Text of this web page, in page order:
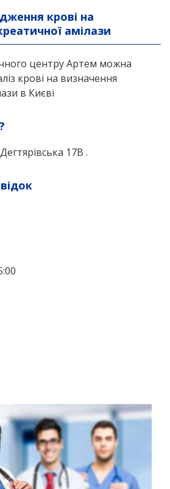
крові на
амілази
центру Артем можна
крові на визначення
в Києві
17В .